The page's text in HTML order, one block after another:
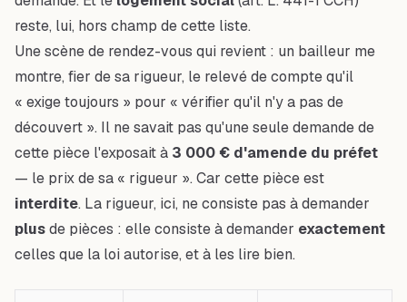
reste, lui, hors champ de cette liste.
Une scène de rendez-vous qui revient : un bailleur me
montre, fier de sa rigueur, le relevé de compte qu'il
« exige toujours » pour « vérifier qu'il n'y a pas de
découvert ». Il ne savait pas qu'une seule demande de
cette pièce l'exposait à 3 000 € d'amende du préfet
— le prix de sa « rigueur ». Car cette pièce est
interdite. La rigueur, ici, ne consiste pas à demander
plusde pièces : elle consiste à demander exactement
celles que la loi autorise, et à les lire bien.